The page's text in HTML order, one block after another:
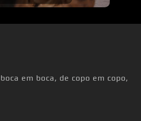
em boca, de copo em copo,